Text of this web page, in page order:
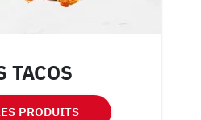
TACOS
PRODUITS